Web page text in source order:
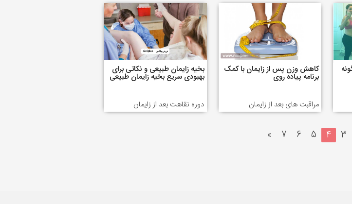
کاهش وزن پس از زایمان با کمک
برنامه پیاده روی
مراقبت های بعد از زایمان
بخیه زایمان طبیعی و نکاتی برای
بهبودی سریع بخیه زایمان طبیعی
دوره نقاهت بعد از زایمان
3
4
5
6
7
»